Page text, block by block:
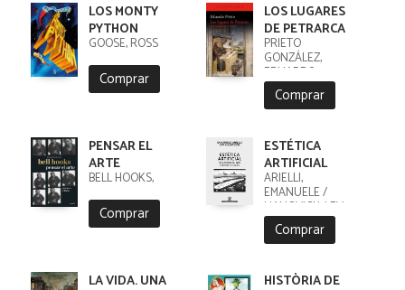
LOS MONTY
PYTHON
GOOSE, ROSS
Comprar
LOS LUGARES
DE PETRARCA
PRIETO
GONZÁLEZ,
EDUARDO
ANTONIO
Comprar
PENSAR EL
ARTE
BELL HOOKS,
Comprar
ESTÉTICA
ARTIFICIAL
ARIELLI,
EMANUELE /
MANOVICH, LEV
Comprar
LA VIDA. UNA
HISTÒRIA DE